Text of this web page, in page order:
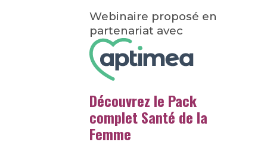
Webinaire proposé en
partenariat avec
Découvrez le Pack
complet Santé de la
Femme